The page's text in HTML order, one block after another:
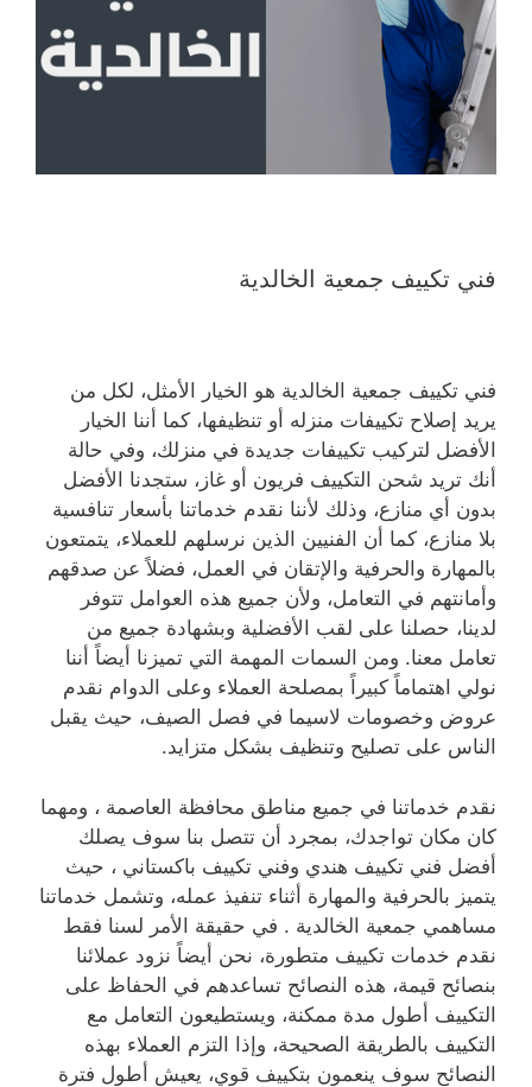
فني تكييف جمعية الخالدية
فني تكييف جمعية الخالدية هو الخيار الأمثل، لكل من
يريد إصلاح تكييفات منزله أو تنظيفها، كما أننا الخيار
الأفضل لتركيب تكييفات جديدة في منزلك، وفي حالة
أنك تريد شحن التكييف فريون أو غاز، ستجدنا الأفضل
بدون أي منازع، وذلك لأننا نقدم خدماتنا بأسعار تنافسية
بلا منازع، كما أن الفنيين الذين نرسلهم للعملاء، يتمتعون
بالمهارة والحرفية والإتقان في العمل، فضلاً عن صدقهم
وأمانتهم في التعامل، ولأن جميع هذه العوامل تتوفر
لدينا، حصلنا على لقب الأفضلية وبشهادة جميع من
تعامل معنا. ومن السمات المهمة التي تميزنا أيضاً أننا
نولي اهتماماً كبيراً بمصلحة العملاء وعلى الدوام نقدم
عروض وخصومات لاسيما في فصل الصيف، حيث يقبل
الناس على تصليح وتنظيف بشكل متزايد.
نقدم خدماتنا في جميع مناطق محافظة العاصمة ، ومهما
كان مكان تواجدك، بمجرد أن تتصل بنا سوف يصلك
أفضل فني تكييف هندي وفني تكييف باكستاني ، حيث
يتميز بالحرفية والمهارة أثناء تنفيذ عمله، وتشمل خدماتنا
مساهمي جمعية الخالدية . في حقيقة الأمر لسنا فقط
نقدم خدمات تكييف متطورة، نحن أيضاً نزود عملائنا
بنصائح قيمة، هذه النصائح تساعدهم في الحفاظ على
التكييف أطول مدة ممكنة، ويستطيعون التعامل مع
التكييف بالطريقة الصحيحة، وإذا التزم العملاء بهذه
النصائح سوف ينعمون بتكييف قوي، يعيش أطول فترة